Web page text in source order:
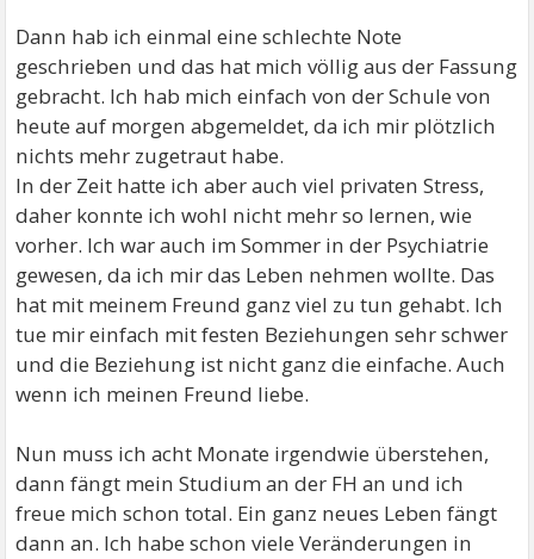
Dann hab ich einmal eine schlechte Note
geschrieben und das hat mich völlig aus der Fassung
gebracht. Ich hab mich einfach von der Schule von
heute auf morgen abgemeldet, da ich mir plötzlich
nichts mehr zugetraut habe.
In der Zeit hatte ich aber auch viel privaten Stress,
daher konnte ich wohl nicht mehr so lernen, wie
vorher. Ich war auch im Sommer in der Psychiatrie
gewesen, da ich mir das Leben nehmen wollte. Das
hat mit meinem Freund ganz viel zu tun gehabt. Ich
tue mir einfach mit festen Beziehungen sehr schwer
und die Beziehung ist nicht ganz die einfache. Auch
wenn ich meinen Freund liebe.
Nun muss ich acht Monate irgendwie überstehen,
dann fängt mein Studium an der FH an und ich
freue mich schon total. Ein ganz neues Leben fängt
dann an. Ich habe schon viele Veränderungen in